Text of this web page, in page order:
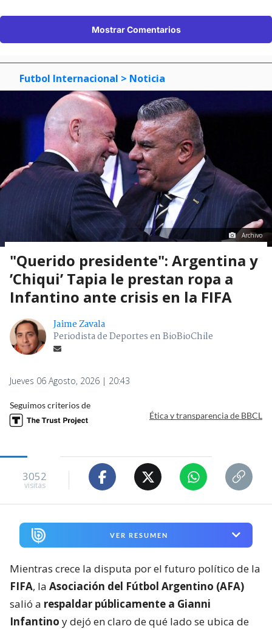
Mostrar Comentarios
Futbol Internacional > Noticia
Archivo
"Querido presidente": Argentina y
’Chiqui’ Tapia le prestan ropa a
Infantino ante crisis en la FIFA
Jaime Zavala
Periodista de Deportes en BioBioChile
Jueves 06 Agosto, 2026 | 20:43
Seguimos criterios de
Ética y transparencia de BBCL
3052
visitas
VER RESUMEN
Mientras crece la disputa por el futuro político de la
FIFA, la Asociación del Fútbol Argentino (AFA)
salió a respaldar públicamente a Gianni
Infantino y dejó en claro de qué lado se ubica de